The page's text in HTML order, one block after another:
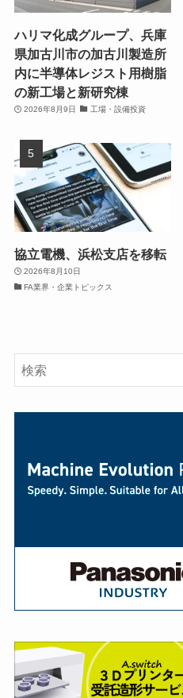
ハリマ化成グループ、兵庫
県加古川市の加古川製造所
内に半導体レジスト用樹脂
の新工場と新研究棟
2026年8月9日 工場・設備投資
協立電機、浜松支店を移転
2026年8月10日
FA業界・企業トピックス